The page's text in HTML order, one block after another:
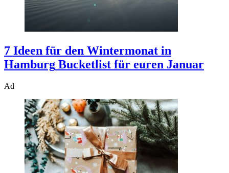
7 Ideen für den Wintermonat in
Hamburg Bucketlist für euren Januar
Ad